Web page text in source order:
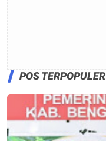
POS TERPOPULER